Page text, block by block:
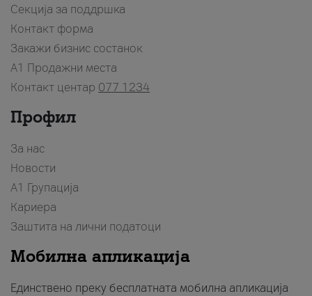
Секција за поддршка
Контакт форма
Закажи бизнис состанок
A1 Продажни места
Контакт центар 077 1234
Профил
За нас
Новости
А1 Групација
Кариера
Заштита на лични податоци
Мобилна апликација
Единствено преку бесплатната мобилна апликација